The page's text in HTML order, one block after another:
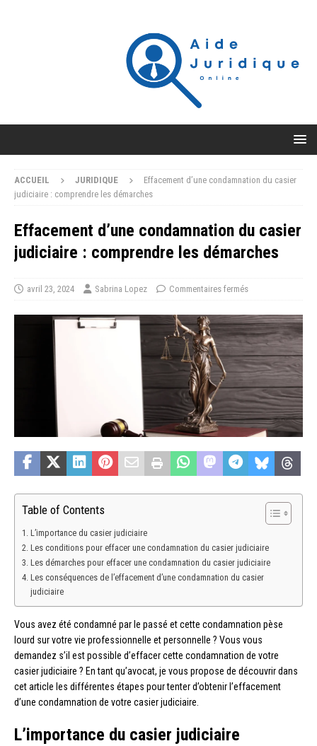
ACCUEIL JURIDIQUE
Effacement d’une condamnation du casier
judiciaire : comprendre les démarches
Effacement d’une condamnation du casier
judiciaire : comprendre les démarches
avril 23, 2024 Sabrina Lopez Commentaires fermés
Table of Contents
L’importance du casier judiciaire
Les conditions pour effacer une condamnation du casier judiciaire
Les démarches pour effacer une condamnation du casier judiciaire
Les conséquences de l’effacement d’une condamnation du casier
judiciaire
Vous avez été condamné par le passé et cette condamnation pèse
lourd sur votre vie professionnelle et personnelle ? Vous vous
demandez s’il est possible d’effacer cette condamnation de votre
casier judiciaire ? En tant qu’avocat, je vous propose de découvrir dans
cet article les différentes étapes pour tenter d’obtenir l’effacement
d’une condamnation de votre casier judiciaire.
L’importance du casier judiciaire